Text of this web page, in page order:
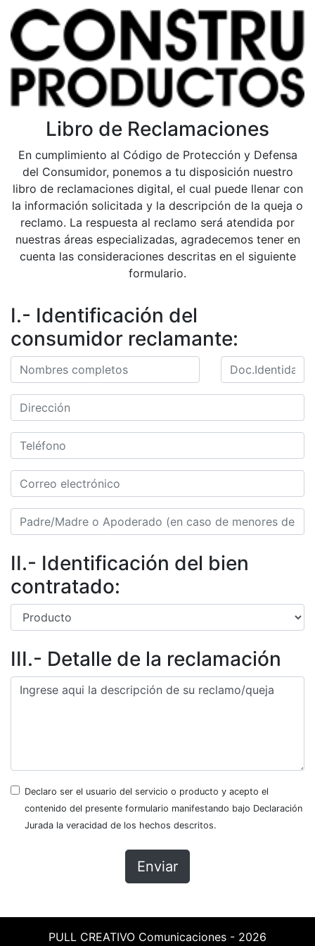
Libro de Reclamaciones
En cumplimiento al Código de Protección y Defensa
del Consumidor, ponemos a tu disposición nuestro
libro de reclamaciones digital, el cual puede llenar con
la información solicitada y la descripción de la queja o
reclamo. La respuesta al reclamo será atendida por
nuestras áreas especializadas, agradecemos tener en
cuenta las consideraciones descritas en el siguiente
formulario.
I.- Identificación del
consumidor reclamante:
II.- Identificación del bien
contratado:
III.- Detalle de la reclamación
Declaro ser el usuario del servicio o producto y acepto el
contenido del presente formulario manifestando bajo Declaración
Jurada la veracidad de los hechos descritos.
Enviar
PULL CREATIVO Comunicaciones - 2026